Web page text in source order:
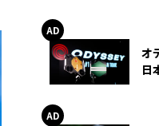
オ
日